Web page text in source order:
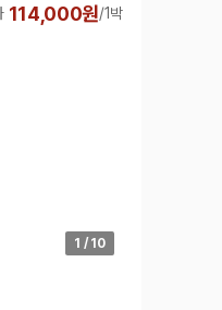
을 비교하세요
성에 따라 실제 이용 만족도가
114,000원/1박
1 / 10